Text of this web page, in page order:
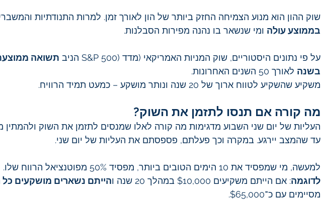
שוק ההון הוא מנוע הצמיחה החזק ביותר של הון לאורך זמן. למרות התנודתיות
בממוצע עולה ומי שנשאר בו נהנה מפירות הסבלנות.
על פי נתונים היסטוריים, שוק המניות האמריקאי (מדד (S&P 500 הניב
בשנה לאורך 50 השנים האחרונות.
משקיע שהשקיע לטווח ארוך של 20 שנה ונותר מושקע – כמעט תמיד הרוויח.
מה קורה אם תנסו לתזמן את השוק?
העליות של יום שני השבוע מדגימות מה קורה לאלו שמנסים לתזמן את השוק ולהמתין
עד שהמצב יירגע. במקרה וכך פעלתם, פספסתם את העליות של יום שני.
למעשה, מי שמפסיד את 10 הימים הטובים ביותר, מפסיד 50% מפוטנציאל הרווח שלו.
לדוגמה: אם הייתם משקיעים $10,000 במהלך 20 שנה ו הייתם נשארים מושקעים כל
מסיימים עם כ־$65,000.